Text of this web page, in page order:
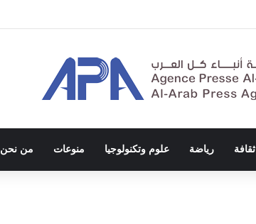
ثقافة رياضة علوم وتكنولوجيا منوعات من نحن